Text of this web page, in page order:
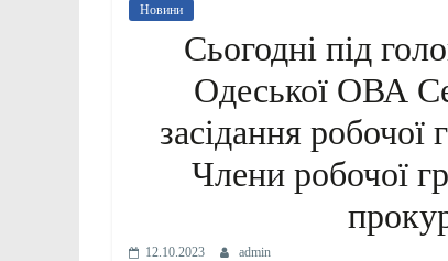
Новини
Сьогодні під
Одеської ОВА
засідання робочої
Члени робочої
12.10.2023 admin